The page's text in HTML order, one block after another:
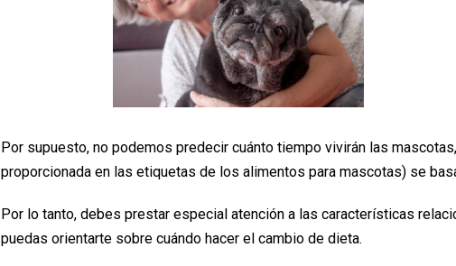
Por supuesto, no podemos predecir cuánto tiempo vivirán las
proporcionada en las etiquetas de los alimentos para mascotas) se
Por lo tanto, debes prestar especial atención a las características
puedas orientarte sobre cuándo hacer el cambio de dieta.